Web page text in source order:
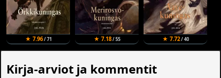
★ 7.96/ 71 ★ 7.18/ 55 ★ 7.72/ 40
Kirja-arviot ja kommentit